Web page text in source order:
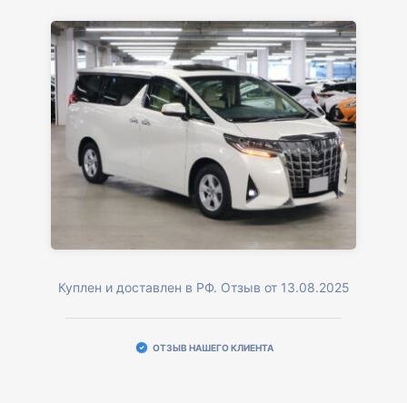
Куплен и доставлен в РФ. Отзыв от 13.08.2025
ОТЗЫВ НАШЕГО КЛИЕНТА